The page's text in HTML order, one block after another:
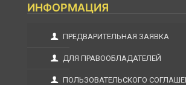
ИНФОРМАЦИЯ
ПРЕДВАРИТЕЛЬНАЯ ЗАЯВКА
ДЛЯ ПРАВООБЛАДАТЕЛЕЙ
ПОЛЬЗОВАТЕЛЬСКОГО